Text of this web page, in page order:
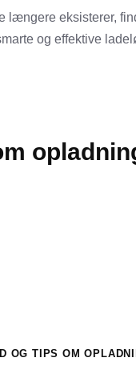
længere eksisterer,
og effektive
OG TIPS OM